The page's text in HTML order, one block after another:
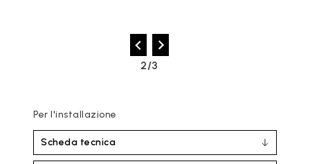
2/3
Per l'installazione
Scheda tecnica